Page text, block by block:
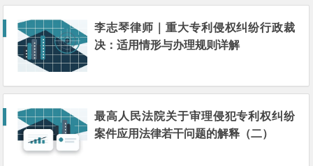
李志琴律师｜重大专利侵权纠纷行政裁
决：适用情形与办理规则详解
最高人民法院关于审理侵犯专利权纠纷
案件应用法律若干问题的解释（二）